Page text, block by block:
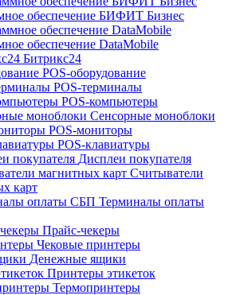
обеспечение БИФИТ Бизнес
обеспечение DataMobile
Битрикс24
POS-оборудование
POS-терминалы
POS-компьютеры
Сенсорные моноблоки
POS-мониторы
POS-клавиатуры
Дисплеи покупателя
Считыватели
карт
Терминалы оплаты
Прайс-чекеры
Чековые принтеры
Денежные ящики
Принтеры этикеток
Термопринтеры